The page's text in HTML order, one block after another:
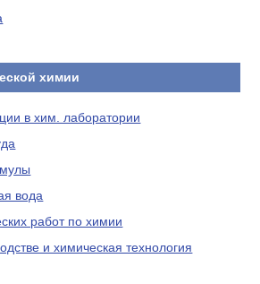
химии
в хим. лаборатории
вода
работ по химии
и химическая технология